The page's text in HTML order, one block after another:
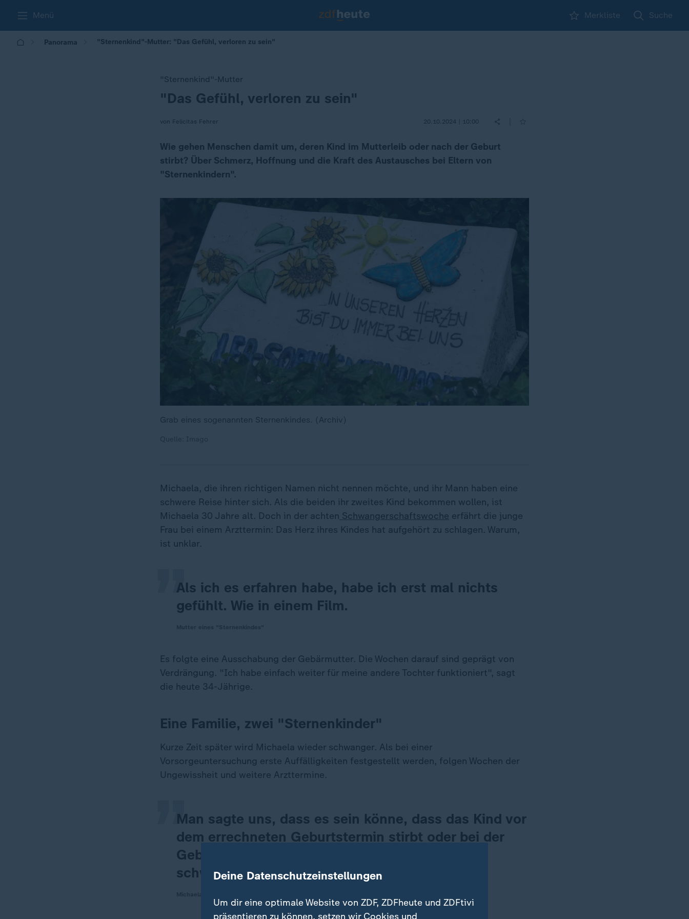
Menü Merkliste Suche
Panorama "Sternenkind"-Mutter: "Das Gefühl, verloren zu sein"
"Sternenkind"-Mutter
:"Das Gefühl, verloren zu sein"
von Felicitas Fehrer 20.10.2024 | 10:00
Wie gehen Menschen damit um, deren Kind im Mutterleib oder nach der Geburt
stirbt? Über Schmerz, Hoffnung und die Kraft des Austausches bei Eltern von
"Sternenkindern".
Grab eines sogenannten Sternenkindes. (Archiv)
Michaela, die ihren richtigen Namen nicht nennen möchte, und ihr Mann haben eine
schwere Reise hinter sich. Als die beiden ihr zweites Kind bekommen wollen, ist
Michaela 30 Jahre alt. Doch in der achten Schwangerschaftswoche erfährt die junge
Frau bei einem Arzttermin: Das Herz ihres Kindes hat aufgehört zu schlagen. Warum,
ist unklar.
Als ich es erfahren habe, habe ich erst mal nichts
gefühlt. Wie in einem Film.
„
Es folgte eine Ausschabung der Gebärmutter. Die Wochen darauf sind geprägt von
Verdrängung. "Ich habe einfach weiter für meine andere Tochter funktioniert", sagt
die heute 34-Jährige.
Eine Familie, zwei "Sternenkinder"
Kurze Zeit später wird Michaela wieder schwanger. Als bei einer
Vorsorgeuntersuchung erste Auffälligkeiten festgestellt werden, folgen Wochen der
Ungewissheit und weitere Arzttermine.
Man sagte uns, dass es sein könne, dass das Kind vor
dem errechneten Geburtstermin stirbt oder bei der
Geburt oder kurz danach. Oder dass es mit
schwersten Fehlbildungen auf die Welt kommt.
„
Deine Datenschutzeinstellungen
Um dir eine optimale Website von ZDF, ZDFheute und ZDFtivi
präsentieren zu können, setzen wir Cookies und